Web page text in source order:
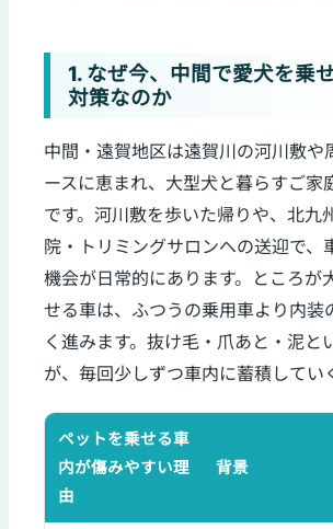
1. なぜ今、中間で愛犬を乗
対策なのか
中間・遠賀地区は遠賀川の河川敷や
ースに恵まれ、大型犬と暮らすご家
です。河川敷を歩いた帰りや、北九
院・トリミングサロンへの送迎で、
機会が日常的にあります。ところが
せる車は、ふつうの乗用車より内装
く進みます。抜け毛・爪あと・泥と
が、毎回少しずつ車内に蓄積してい
ペットを乗せる車
内が傷みやすい理
由
背景